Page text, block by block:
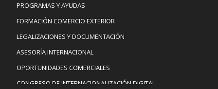
PROGRAMAS Y AYUDAS
FORMACIÓN COMERCIO EXTERIOR
LEGALIZACIONES Y DOCUMENTACIÓN
ASESORÍA INTERNACIONAL
OPORTUNIDADES COMERCIALES
CONGRESO DE INTERNACIONALIZACIÓN DIGITAL